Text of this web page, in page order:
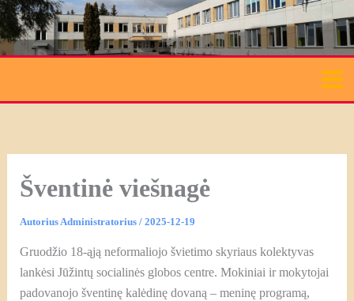
Pereiti
prie
turinio
Šventinė viešnagė
AutoriusAdministratorius / 2025-12-19
Gruodžio 18-ąją neformaliojo švietimo skyriaus kolektyvas
lankėsi Jūžintų socialinės globos centre. Mokiniai ir mokytojai
padovanojo šventinę kalėdinę dovaną – meninę programą,